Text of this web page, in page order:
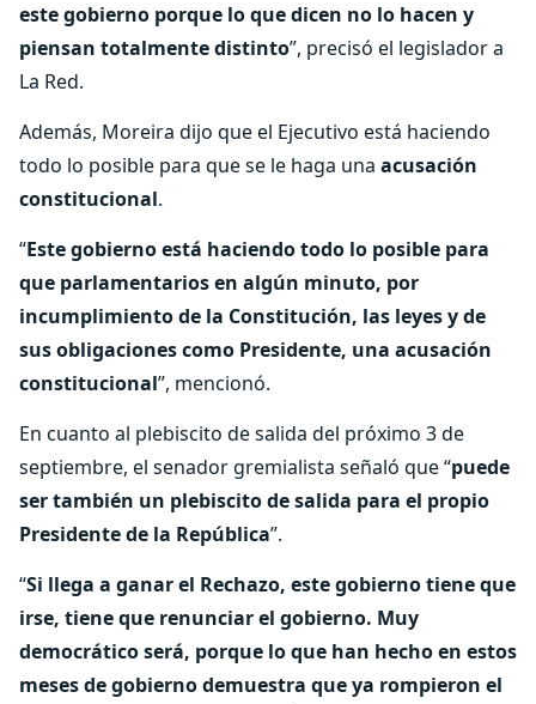
este gobierno porque lo que dicen no lo hacen y
piensan totalmente distinto”, precisó el legislador a
La Red.
Además, Moreira dijo que el Ejecutivo está haciendo
todo lo posible para que se le haga una acusación
constitucional.
“Este gobierno está haciendo todo lo posible para
que parlamentarios en algún minuto, por
incumplimiento de la Constitución, las leyes y de
sus obligaciones como Presidente, una acusación
constitucional”, mencionó.
En cuanto al plebiscito de salida del próximo 3 de
septiembre, el senador gremialista señaló que “puede
ser también un plebiscito de salida para el propio
Presidente de la República”.
“Si llega a ganar el Rechazo, este gobierno tiene que
irse, tiene que renunciar el gobierno. Muy
democrático será, porque lo que han hecho en estos
meses de gobierno demuestra que ya rompieron el